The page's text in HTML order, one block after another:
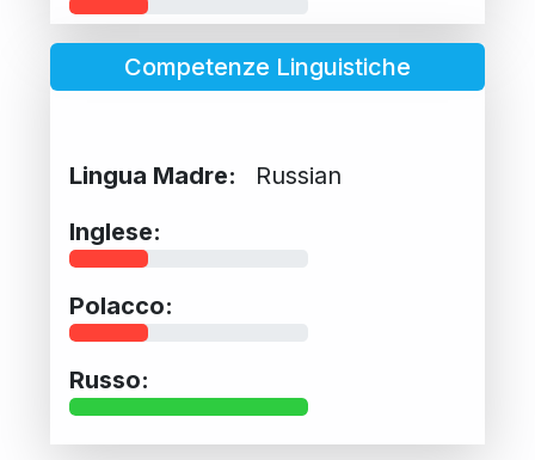
Competenze Linguistiche
Lingua Madre:
Russian
Inglese:
Polacco:
Russo: